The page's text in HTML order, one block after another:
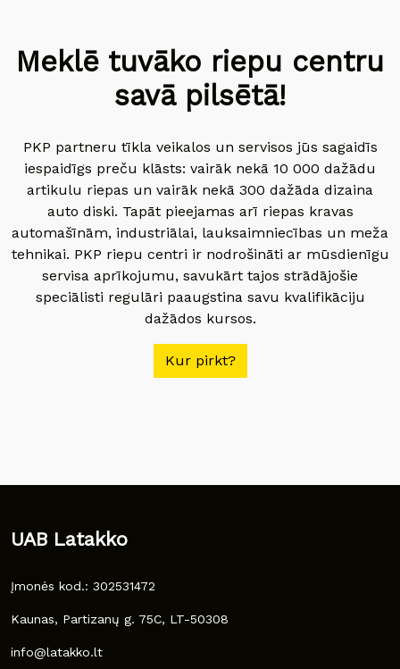
Meklē tuvāko riepu centru
savā pilsētā!
PKP partneru tīkla veikalos un servisos jūs sagaidīs
iespaidīgs preču klāsts: vairāk nekā 10 000 dažādu
artikulu riepas un vairāk nekā 300 dažāda dizaina
auto diski. Tapāt pieejamas arī riepas kravas
automašīnām, industriālai, lauksaimniecības un meža
tehnikai. PKP riepu centri ir nodrošināti ar mūsdienīgu
servisa aprīkojumu, savukārt tajos strādājošie
speciālisti regulāri paaugstina savu kvalifikāciju
dažādos kursos.
Kur pirkt?
UAB Latakko
Įmonės kod.: 302531472
Kaunas, Partizanų g. 75C, LT-50308
info@latakko.lt